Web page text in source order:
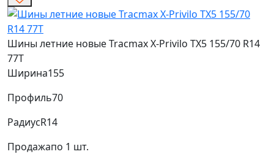
Шины летние новые Tracmax X-Privilo TX5 155/70 R14
77T
Ширина155
Профиль70
РадиусR14
Продажапо 1 шт.